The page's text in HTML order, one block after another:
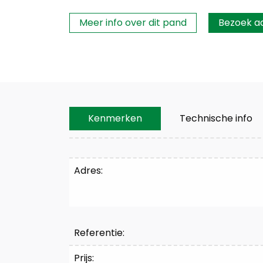
Interesse?
Meer info over dit pand Bezoek
Kenmerken Technische info
Kenmerken
Adres:
Referentie:
Prijs: